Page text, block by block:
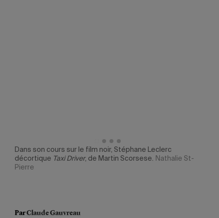
Dans son cours sur le film noir, Stéphane Leclerc
décortique Taxi Driver, de Martin Scorsese. Nathalie St-
Pierre
ParClaude Gauvreau